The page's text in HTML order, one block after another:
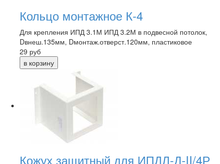
Кольцо монтажное К-4
Для крепления ИПД 3.1М ИПД 3.2М в подвесной потолок,
Dвнеш.135мм, Dмонтаж.отверст.120мм, пластиковое
29 руб
Кожух защитный для ИПДЛ-Д-II/4Р